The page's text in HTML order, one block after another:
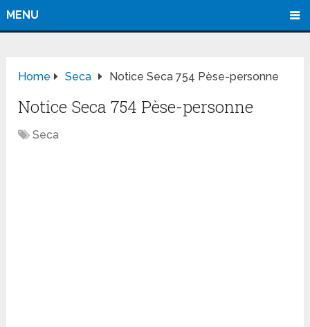
MENU
Home Seca Notice Seca 754 Pèse-personne
Notice Seca 754 Pèse-personne
Seca